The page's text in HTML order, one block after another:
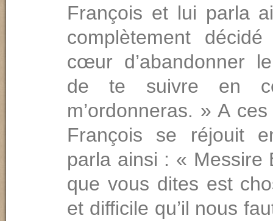
François et lui parla
complètement
cœur d’aban­donner
de te suivre en
m’ordonne­ras. » A
François se réjouit
parla ainsi : « Messire
que vous dites est
et difficile qu’il nous